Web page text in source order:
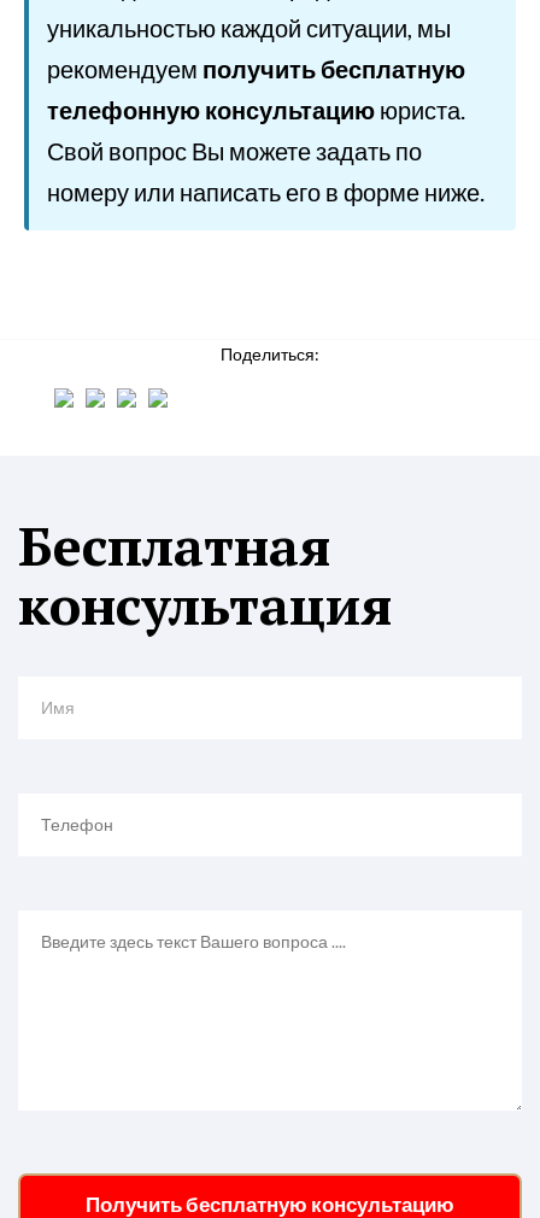
уникальностью каждой ситуации, мы
рекомендуем получить бесплатную
телефонную консультацию юриста.
Свой вопрос Вы можете задать по
номеру или написать его в форме ниже.
Поделиться:
Бесплатная
консультация
Имя
Получить бесплатную консультацию